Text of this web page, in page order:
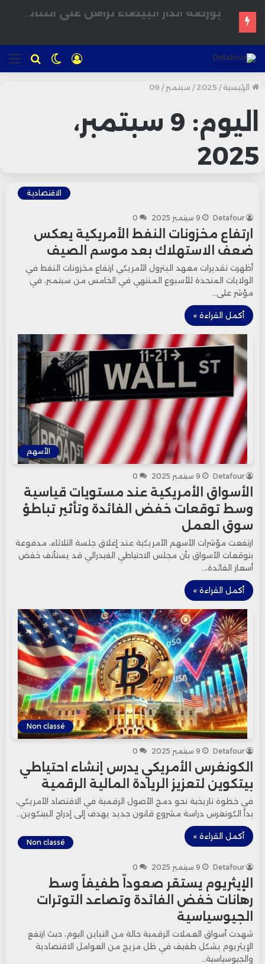
للبحث الوضع
المظلم
تسجيل
الدخول
الرئيسية /
2025
/ سبتمبر /
09
اليوم:
9 سبتمبر،
2025
الاقتصادية
Detafour 9 سبتمبر 2025 0
ارتفاع مخزونات النفط الأمريكية يعكس
ضعف الاستهلاك بعد موسم الصيف
أظهرت تقديرات معهد البترول الأمريكي ارتفاع مخزونات النفط في
الولايات المتحدة للأسبوع المنتهي في الخامس من سبتمبر، في
مؤشر على…
أكمل القراءة »
الأسهم
Detafour 9 سبتمبر 2025 0
الأسواق الأمريكية عند مستويات قياسية
وسط توقعات خفض الفائدة وتأثير تباطؤ
سوق العمل
ارتفعت مؤشرات الأسهم الأمريكية عند إغلاق جلسة الثلاثاء، مدفوعة
بتوقعات الأسواق بأن مجلس الاحتياطي الفيدرالي قد يستأنف خفض
أسعار الفائدة،…
أكمل القراءة »
Non classé
Detafour 9 سبتمبر 2025 0
الكونغرس الأمريكي يدرس إنشاء احتياطي
بيتكوين لتعزيز الريادة المالية الرقمية
في خطوة تاريخية نحو دمج الأصول الرقمية في الاقتصاد الأمريكي،
بدأ الكونغرس دراسة مشروع قانون جديد يهدف إلى إدراج البيتكوين…
أكمل القراءة »
Non classé
Detafour 9 سبتمبر 2025 0
الإيثريوم يستقر صعوداً طفيفاً وسط
رهانات خفض الفائدة وتصاعد التوترات
الجيوسياسية
شهدت أسواق العملات الرقمية حالة من التباين اليوم، حيث ارتفع
الإيثريوم بشكل طفيف في ظل مزيج من العوامل الاقتصادية
والجيوسياسية…